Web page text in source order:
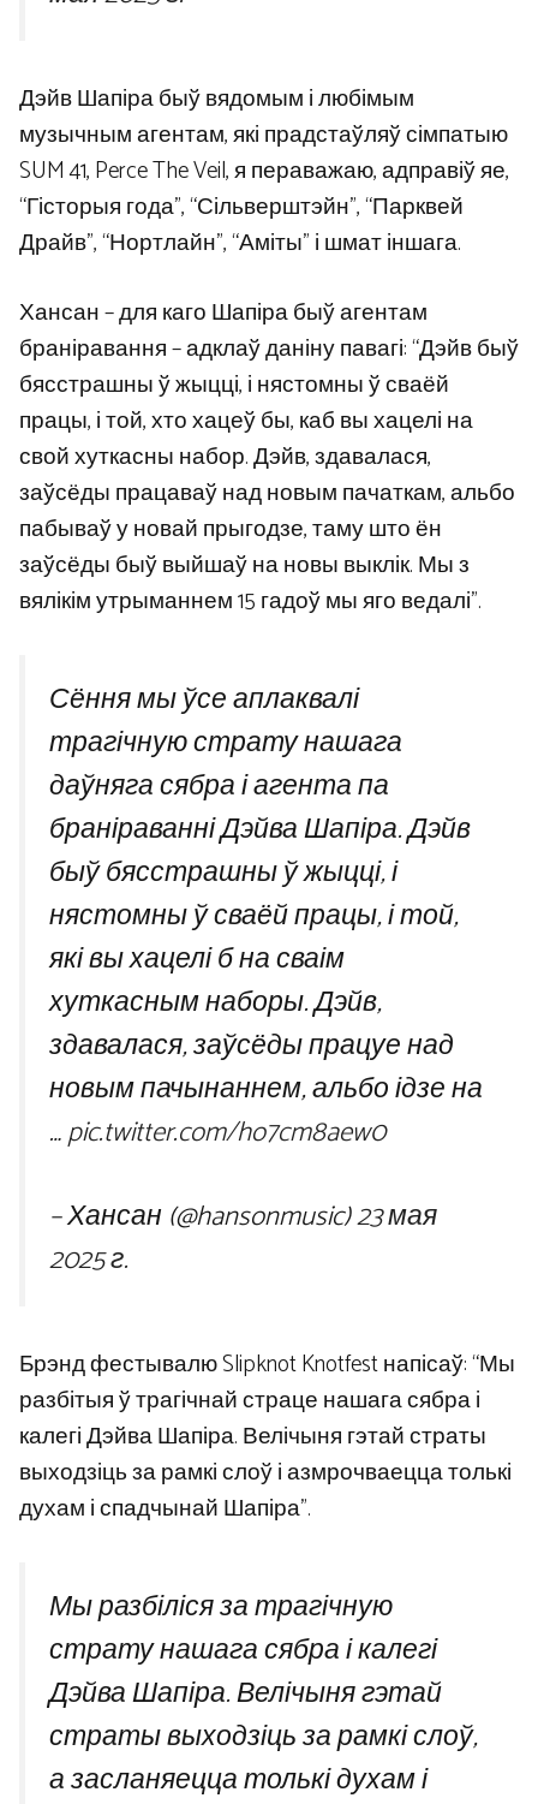
Дэйв Шапіра быў вядомым і любімым
музычным агентам, які прадстаўляў сімпатыю
SUM 41, Perce The Veil, я пераважаю, адправіў яе,
“Гісторыя года”, “Сільверштэйн”, “Парквей
Драйв”, “Нортлайн”, “Аміты” і шмат іншага.
Хансан – для каго Шапіра быў агентам
браніравання – адклаў даніну павагі: “Дэйв быў
бясстрашны ў жыцці, і нястомны ў сваёй
працы, і той, хто хацеў бы, каб вы хацелі на
свой хуткасны набор. Дэйв, здавалася,
заўсёды працаваў над новым пачаткам, альбо
пабываў у новай прыгодзе, таму што ён
заўсёды быў выйшаў на новы выклік. Мы з
вялікім утрыманнем 15 гадоў мы яго ведалі”.
Сёння мы ўсе аплаквалі
трагічную страту нашага
даўняга сябра і агента па
браніраванні Дэйва Шапіра. Дэйв
быў бясстрашны ў жыцці, і
нястомны ў сваёй працы, і той,
які вы хацелі б на сваім
хуткасным наборы. Дэйв,
здавалася, заўсёды працуе над
новым пачынаннем, альбо ідзе на
…pic.twitter.com/ho7cm8aew0
– Хансан (@hansonmusic)23 мая
2025 г.
Брэнд фестывалю Slipknot Knotfest напісаў: “Мы
разбітыя ў трагічнай страце нашага сябра і
калегі Дэйва Шапіра. Велічыня гэтай страты
выходзіць за рамкі слоў і азмрочваецца толькі
духам і спадчынай Шапіра”.
Мы разбіліся за трагічную
страту нашага сябра і калегі
Дэйва Шапіра. Велічыня гэтай
страты выходзіць за рамкі слоў,
а засланяецца толькі духам і